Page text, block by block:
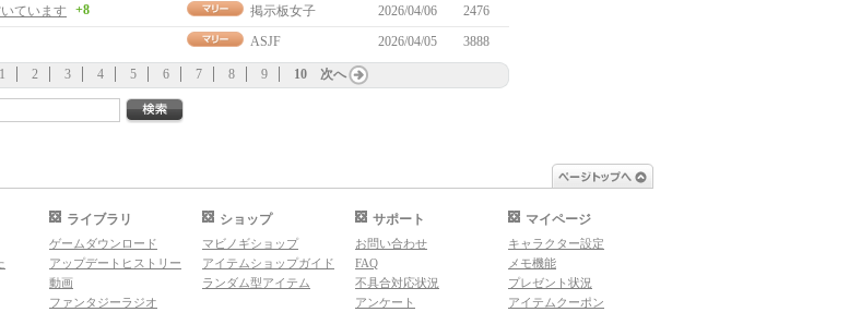
ています
+8 掲示板女子 2026/04/06
2476
ASJF 2026/04/05 3888
1 2 3 4 5 6 7 8 9 10 次へ
ライブラリ
ゲームダウンロード
アップデートヒストリー
動画
ファンタジーラジオ
ショップ
マビノギショップ
アイテムショップガイド
ランダム型アイテム
サポート
お問い合わせ
FAQ
不具合対応状況
アンケート
マイページ
キャラクター設定
メモ機能
プレゼント状況
アイテムクーポン